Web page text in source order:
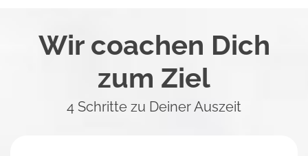
Wir coachen Dich
zum Ziel
4 Schritte zu Deiner Auszeit